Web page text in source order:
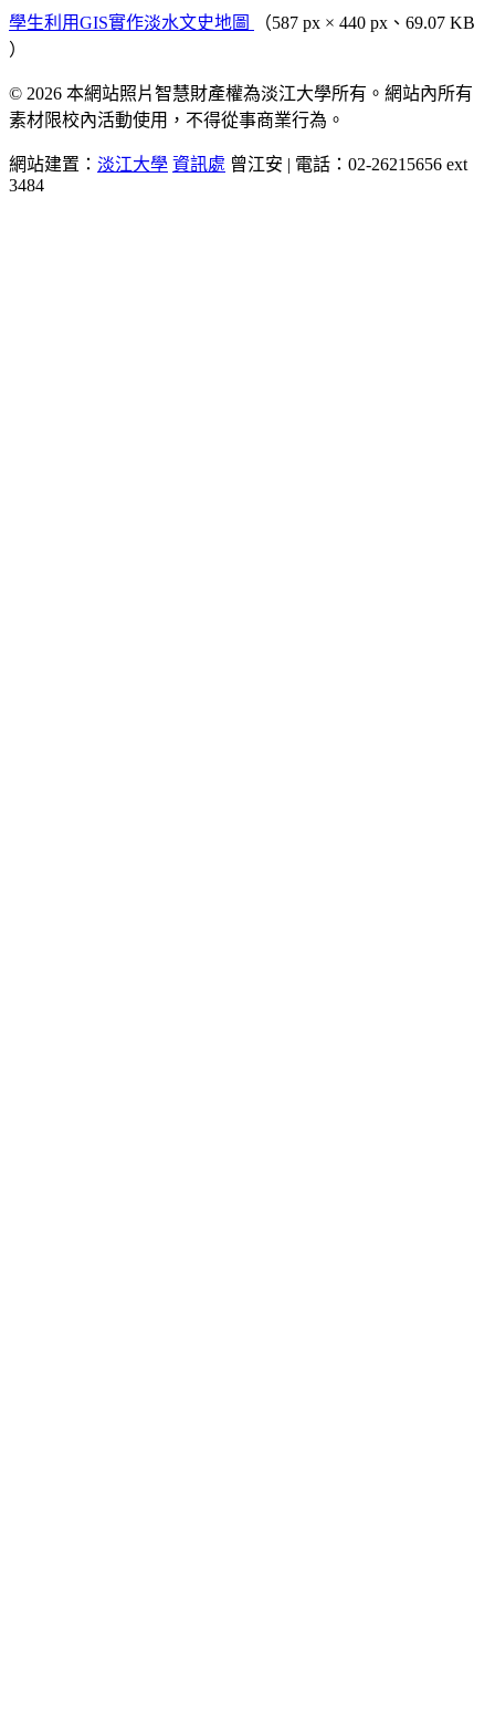
學生利用GIS實作淡水文史地圖
（587 px × 440 px、69.07 KB
）
© 2026 本網站照片智慧財產權為淡江大學所有。網站內所有
素材限校內活動使用，不得從事商業行為。
網站建置： 淡江大學 資訊處 曾江安 | 電話：02-26215656 ext
3484